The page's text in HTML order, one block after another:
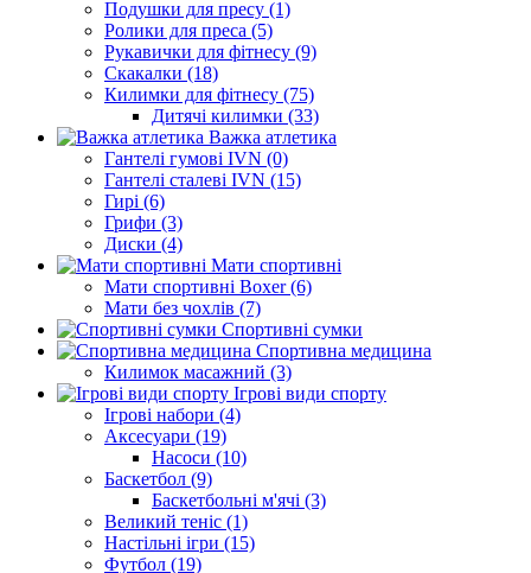
Подушки для пресу (1)
Ролики для преса (5)
Рукавички для фітнесу (9)
Скакалки (18)
Килимки для фітнесу (75)
Дитячі килимки (33)
Важка атлетика
Гантелі гумові IVN (0)
Гантелі сталеві IVN (15)
Гирі (6)
Грифи (3)
Диски (4)
Мати спортивні
Мати спортивні Boxer (6)
Мати без чохлів (7)
Спортивні сумки
Спортивна медицина
Килимок масажний (3)
Ігрові види спорту
Ігрові набори (4)
Аксесуари (19)
Насоси (10)
Баскетбол (9)
Баскетбольні м'ячі (3)
Великий теніс (1)
Настільні ігри (15)
Футбол (19)